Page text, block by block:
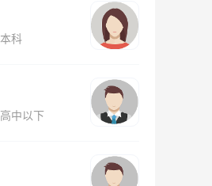
本科
高中以下